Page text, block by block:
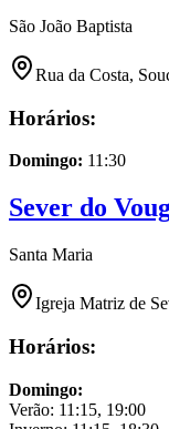
São João Baptista
Rua da Costa,
Horários:
Domingo: 11:30
Sever do
Santa Maria
Igreja Matriz de
Horários:
Domingo:
Verão: 11:15, 19:00